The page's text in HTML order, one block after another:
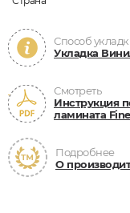
Способ
Укладка
Смотреть
Инструкция
ламината
Подробнее
О